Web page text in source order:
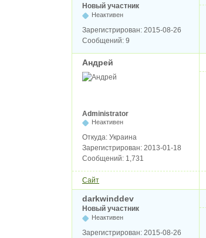
Новый участник
Неактивен
Зарегистрирован: 2015-08-26
Сообщений: 9
Андрей
Administrator
Неактивен
Откуда: Украина
Зарегистрирован: 2013-01-18
Сообщений: 1,731
Сайт
darkwinddev
Новый участник
Неактивен
Зарегистрирован: 2015-08-26